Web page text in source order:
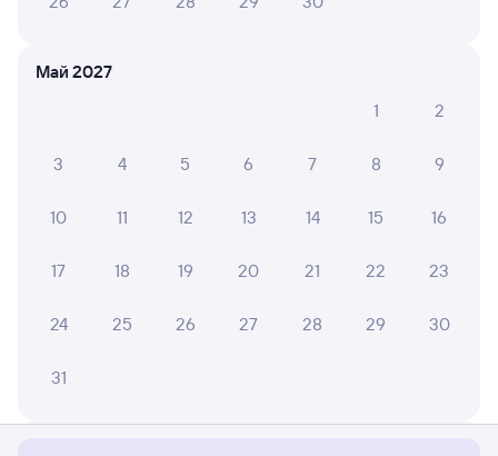
Мы используем cookies для более удобной работы
Май 2027
1
2
3 4 5 6 7 8 9
10 11 12 13 14 15 16
17 18 19 20 21 22 23
24 25 26 27 28 29 30
31